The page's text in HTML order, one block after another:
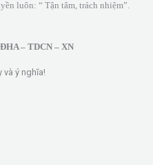
luôn: “ Tận tâm, trách nhiệm”.
– TDCN – XN
và ý nghĩa!